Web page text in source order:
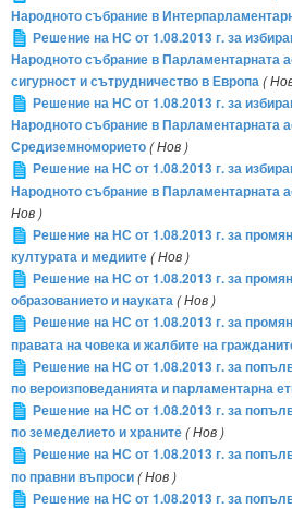
Народното събрание в
Решение на НС от 1.08.2013 г. за
Народното събрание в Парламентарната
сигурност и сътрудничество в Европа(
Решение на НС от 1.08.2013 г. за
Народното събрание в Парламентарната
Средиземноморието( Нов )
Решение на НС от 1.08.2013 г. за
Народното събрание в Парламентарната
Нов )
Решение на НС от 1.08.2013 г. за
културата и медиите( Нов )
Решение на НС от 1.08.2013 г. за
образованието и науката( Нов )
Решение на НС от 1.08.2013 г. за
правата на човека и жалбите на
Решение на НС от 1.08.2013 г. за
по вероизповеданията и парламентарна
Решение на НС от 1.08.2013 г. за
по земеделието и храните( Нов )
Решение на НС от 1.08.2013 г. за
по правни въпроси( Нов )
Решение на НС от 1.08.2013 г. за